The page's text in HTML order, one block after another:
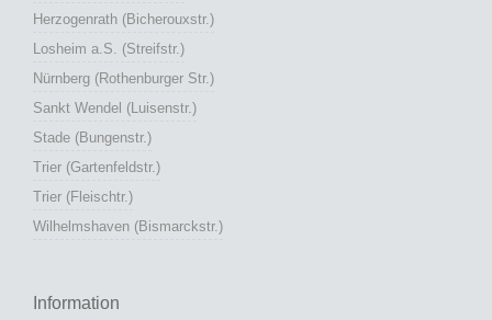
Herzogenrath (Bicherouxstr.)
Losheim a.S. (Streifstr.)
Nürnberg (Rothenburger Str.)
Sankt Wendel (Luisenstr.)
Stade (Bungenstr.)
Trier (Gartenfeldstr.)
Trier (Fleischtr.)
Wilhelmshaven (Bismarckstr.)
Information